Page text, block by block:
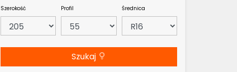
Szerokość Profil Średnica
Szukaj